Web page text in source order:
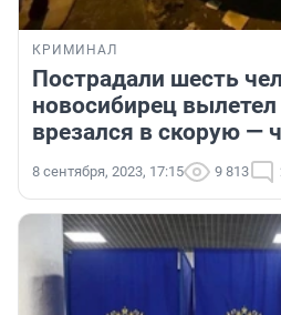
КРИМИНАЛ
Пострадали шесть
новосибирец
врезался в скорую —
8 сентября, 2023, 17:15 9 813